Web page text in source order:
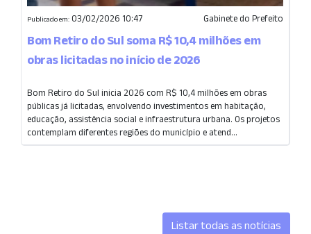
Publicado em: 03/02/2026 10:47 Gabinete do Prefeito
Bom Retiro do Sul soma R$ 10,4 milhões em
obras licitadas no início de 2026
Bom Retiro do Sul inicia 2026 com R$ 10,4 milhões em obras
públicas já licitadas, envolvendo investimentos em habitação,
educação, assistência social e infraestrutura urbana. Os projetos
contemplam diferentes regiões do município e atend...
Listar todas as notícias